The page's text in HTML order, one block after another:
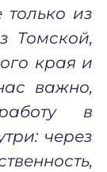
только из
Томской,
края и
важно,
в
через